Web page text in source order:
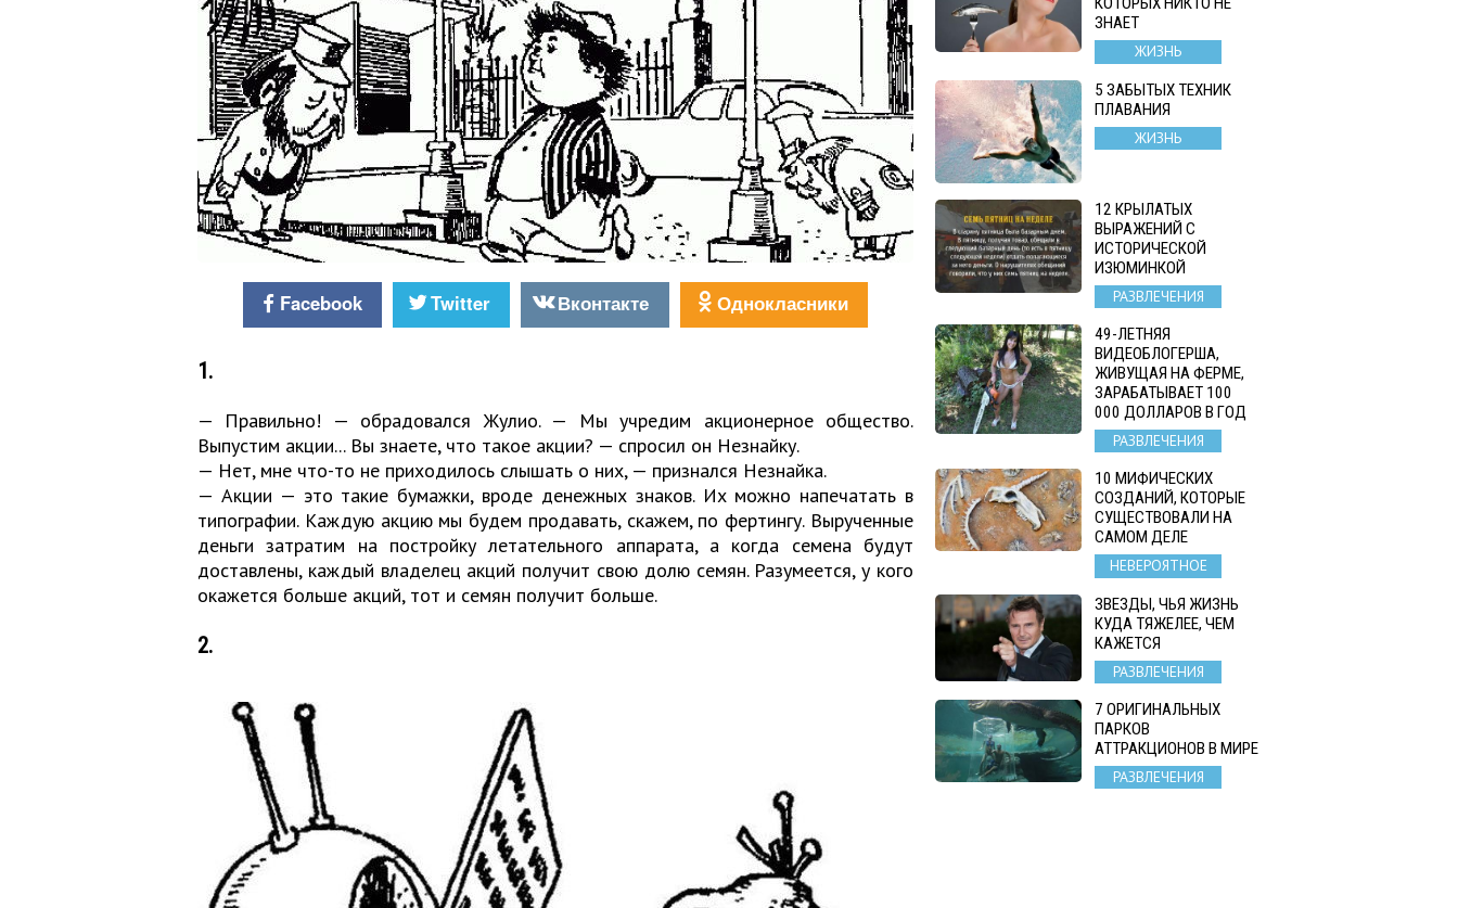
Facebook Twitter Вконтакте Однокласники
1.
— Правильно! — обрадовался Жулио. — Мы учредим акционерное общество.
Выпустим акции... Вы знаете, что такое акции? — спросил он Незнайку.
— Нет, мне что-то не приходилось слышать о них, — признался Незнайка.
— Акции — это такие бумажки, вроде денежных знаков. Их можно напечатать в
типографии. Каждую акцию мы будем продавать, скажем, по фертингу. Вырученные
деньги затратим на постройку летательного аппарата, а когда семена будут
доставлены, каждый владелец акций получит свою долю семян. Разумеется, у кого
окажется больше акций, тот и семян получит больше.
2.
ЗНАЕТ
ЖИЗНЬ
5 ЗАБЫТЫХ ТЕХНИК
ПЛАВАНИЯ
ЖИЗНЬ
12 КРЫЛАТЫХ
ВЫРАЖЕНИЙ С
ИСТОРИЧЕСКОЙ
ИЗЮМИНКОЙ
РАЗВЛЕЧЕНИЯ
49-ЛЕТНЯЯ
ВИДЕОБЛОГЕРША,
ЖИВУЩАЯ НА ФЕРМЕ,
ЗАРАБАТЫВАЕТ 100
000 ДОЛЛАРОВ В ГОД
РАЗВЛЕЧЕНИЯ
10 МИФИЧЕСКИХ
СОЗДАНИЙ, КОТОРЫЕ
СУЩЕСТВОВАЛИ НА
САМОМ ДЕЛЕ
НЕВЕРОЯТНОЕ
ЗВЕЗДЫ, ЧЬЯ ЖИЗНЬ
КУДА ТЯЖЕЛЕЕ, ЧЕМ
КАЖЕТСЯ
РАЗВЛЕЧЕНИЯ
7 ОРИГИНАЛЬНЫХ
ПАРКОВ
АТТРАКЦИОНОВ В МИРЕ
РАЗВЛЕЧЕНИЯ